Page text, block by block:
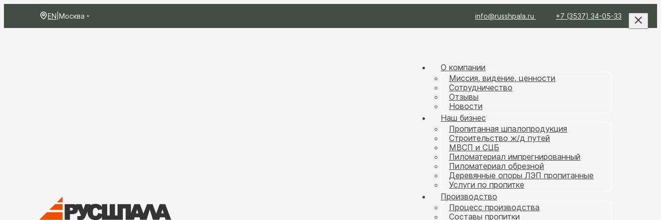
EN Москва info@russhpala.ru +7 (3537) 34-05-33
О компании
Миссия, видение, ценности
Сотрудничество
Отзывы
Новости
Наш бизнес
Пропитанная шпалопродукция
Строительство ж/д путей
МВСП и СЦБ
Пиломатериал импрегнированный
Пиломатериал обрезной
Деревянные опоры ЛЭП пропитанные
Услуги по пропитке
Производство
Процесс производства
Составы пропитки